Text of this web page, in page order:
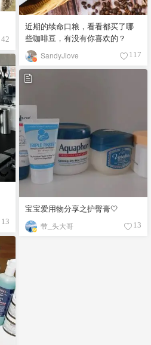
42
近期的续命口粮，看看都买了哪
些咖啡豆，有没有你喜欢的？
SandyJlove 117
13
宝宝爱用物分享之护臀膏🤍
带_头大哥 13